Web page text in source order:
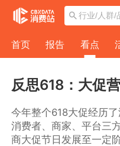
首页 报告 看点
反思618：大促
今年整个618大促经历
消费者、商家、平台三
商大促节日发展至一定